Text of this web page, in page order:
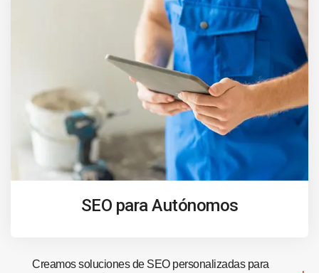
SEO para Autónomos
Creamos soluciones de SEO personalizadas para